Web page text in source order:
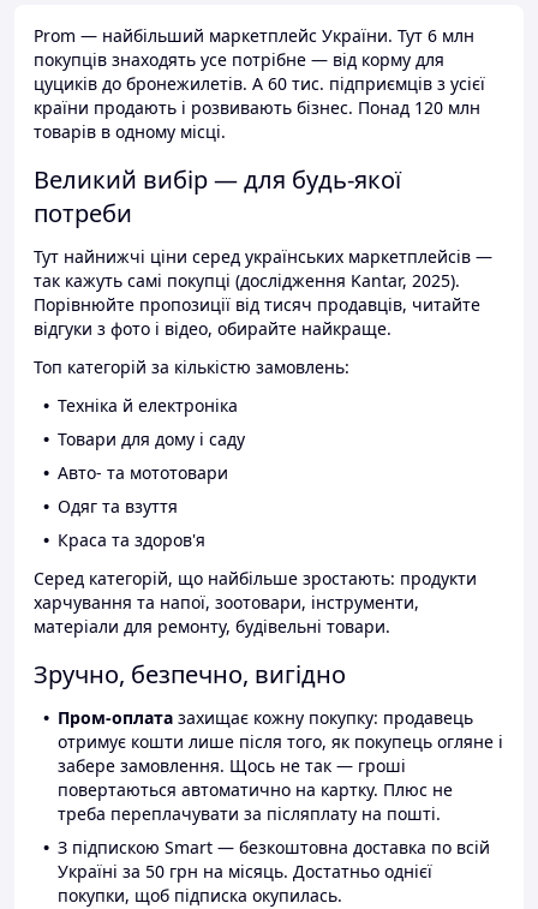
Prom — найбільший маркетплейс України. Тут 6 млн
покупців знаходять усе потрібне — від корму для
цуциків до бронежилетів. А 60 тис. підприємців з усієї
країни продають і розвивають бізнес. Понад 120 млн
товарів в одному місці.
Великий вибір — для будь-якої
потреби
Тут найнижчі ціни серед українських маркетплейсів —
так кажуть самі покупці (дослідження Kantar, 2025).
Порівнюйте пропозиції від тисяч продавців, читайте
відгуки з фото і відео, обирайте найкраще.
Топ категорій за кількістю замовлень:
Техніка й електроніка
Товари для дому і саду
Авто- та мототовари
Одяг та взуття
Краса та здоров'я
Серед категорій, що найбільше зростають: продукти
харчування та напої, зоотовари, інструменти,
матеріали для ремонту, будівельні товари.
Зручно, безпечно, вигідно
Пром-оплата захищає кожну покупку: продавець
отримує кошти лише після того, як покупець огляне і
забере замовлення. Щось не так — гроші
повертаються автоматично на картку. Плюс не
треба переплачувати за післяплату на пошті.
З підпискою Smart — безкоштовна доставка по всій
Україні за 50 грн на місяць. Достатньо однієї
покупки, щоб підписка окупилась.